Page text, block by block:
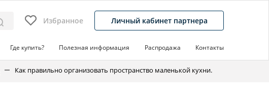
Избранное Личный кабинет партнера
Где купить? Полезная информация Распродажа Контакты
Как правильно организовать пространство маленькой кухни.